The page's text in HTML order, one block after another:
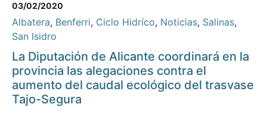
03/02/2020
Albatera, Benferri, Ciclo Hidríco, Noticias, Salinas,
San Isidro
La Diputación de Alicante coordinará en la
provincia las alegaciones contra el
aumento del caudal ecológico del trasvase
Tajo-Segura